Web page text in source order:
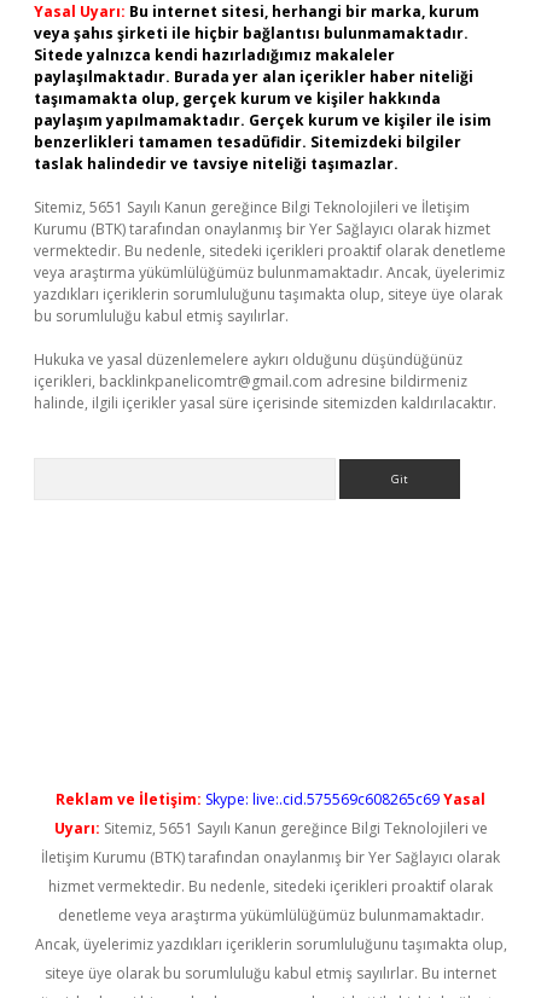
Yasal Uyarı: Bu internet sitesi, herhangi bir marka, kurum
veya şahıs şirketi ile hiçbir bağlantısı bulunmamaktadır.
Sitede yalnızca kendi hazırladığımız makaleler
paylaşılmaktadır. Burada yer alan içerikler haber niteliği
taşımamakta olup, gerçek kurum ve kişiler hakkında
paylaşım yapılmamaktadır. Gerçek kurum ve kişiler ile isim
benzerlikleri tamamen tesadüfidir. Sitemizdeki bilgiler
taslak halindedir ve tavsiye niteliği taşımazlar.
Sitemiz, 5651 Sayılı Kanun gereğince Bilgi Teknolojileri ve İletişim
Kurumu (BTK) tarafından onaylanmış bir Yer Sağlayıcı olarak hizmet
vermektedir. Bu nedenle, sitedeki içerikleri proaktif olarak denetleme
veya araştırma yükümlülüğümüz bulunmamaktadır. Ancak, üyelerimiz
yazdıkları içeriklerin sorumluluğunu taşımakta olup, siteye üye olarak
bu sorumluluğu kabul etmiş sayılırlar.
Hukuka ve yasal düzenlemelere aykırı olduğunu düşündüğünüz
içerikleri, backlinkpanelicomtr@gmail.com adresine bildirmeniz
halinde, ilgili içerikler yasal süre içerisinde sitemizden kaldırılacaktır.
Reklam ve İletişim: Skype: live:.cid.575569c608265c69Yasal
Uyarı: Sitemiz, 5651 Sayılı Kanun gereğince Bilgi Teknolojileri ve
İletişim Kurumu (BTK) tarafından onaylanmış bir Yer Sağlayıcı olarak
hizmet vermektedir. Bu nedenle, sitedeki içerikleri proaktif olarak
denetleme veya araştırma yükümlülüğümüz bulunmamaktadır.
Ancak, üyelerimiz yazdıkları içeriklerin sorumluluğunu taşımakta olup,
siteye üye olarak bu sorumluluğu kabul etmiş sayılırlar. Bu internet